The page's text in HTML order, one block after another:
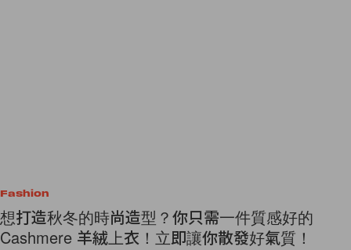
Fashion
想打造秋冬的時尚造型？你只需一件質感好的
Cashmere 羊絨上衣！立即讓你散發好氣質！